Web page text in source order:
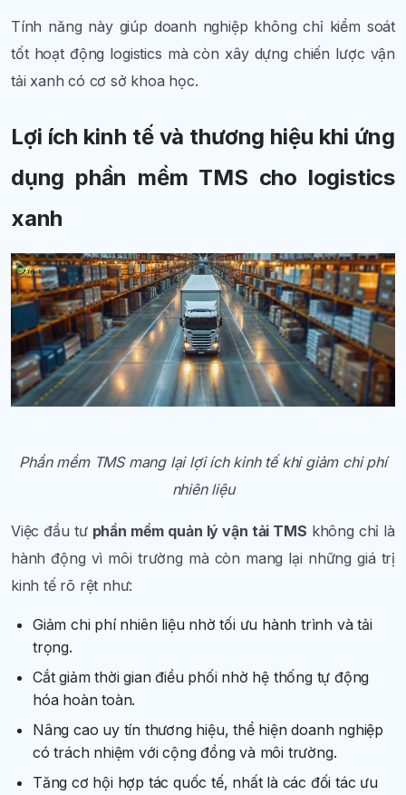
Tính năng này giúp doanh nghiệp không chỉ kiểm soát
tốt hoạt động logistics mà còn xây dựng chiến lược vận
tải xanh có cơ sở khoa học.
Lợi ích kinh tế và thương hiệu khi ứng
dụng phần mềm TMS cho logistics
xanh
Phần mềm TMS mang lại lợi ích kinh tế khi giảm chi phí
nhiên liệu
Việc đầu tư phần mềm quản lý vận tải TMS không chỉ là
hành động vì môi trường mà còn mang lại những giá trị
kinh tế rõ rệt như:
Giảm chi phí nhiên liệu nhờ tối ưu hành trình và tải
trọng.
Cắt giảm thời gian điều phối nhờ hệ thống tự động
hóa hoàn toàn.
Nâng cao uy tín thương hiệu, thể hiện doanh nghiệp
có trách nhiệm với cộng đồng và môi trường.
Tăng cơ hội hợp tác quốc tế, nhất là các đối tác ưu